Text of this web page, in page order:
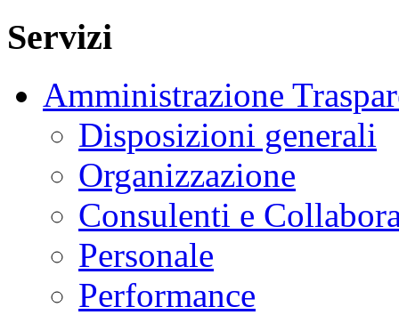
Servizi
Amministrazione
Disposizioni generali
Organizzazione
Consulenti e
Personale
Performance